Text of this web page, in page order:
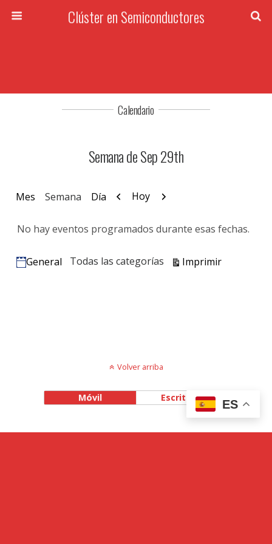
Clúster en Semiconductores
Calendario
Semana de Sep 29th
Mes Semana Día Anterior
Hoy Siguiente
No hay eventos programados durante esas fechas.
Categorías
General Todas las categorías ImprimirVistas
Volver arriba
Móvil Escritorio
ES